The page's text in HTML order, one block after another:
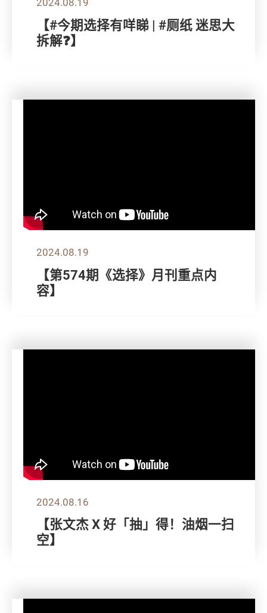
【#今期选择有咩睇 | #厕纸 迷思大
拆解❓】
2024.08.19
【第574期《选择》月刊重点内
容】
2024.08.16
【张文杰 X 好「抽」得！油烟一扫
空】